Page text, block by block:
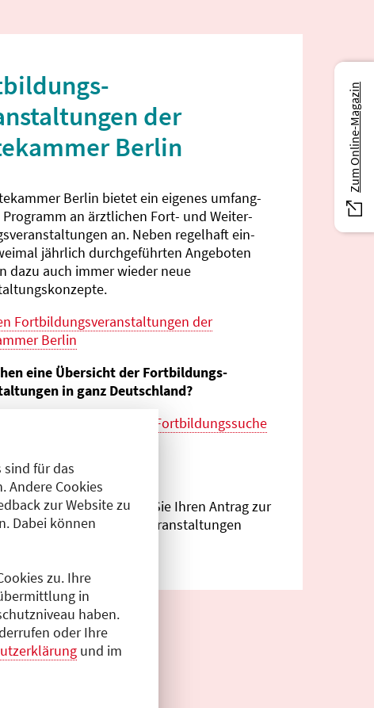
sind für das
Andere Cookies
zur Website zu
Dabei können
zu. Ihre
in
haben.
oder Ihre
und im
der
Berlin
Berlin bietet ein eigenes umfang­
Programm an ärztlichen Fort- und Weiter­
an. Neben regelhaft ein-
jährlich durch­geführten Angeboten
dazu auch immer wieder neue
Fortbildungs­veranstaltungen der
Berlin
eine Übersicht der Fortbildungs­
in ganz Deutschland?
bundes­weiten Fortbildungs­suche
Veranstalter?
Antragsportalkönnen Sie Ihren Antrag zur
von Fortbildungs­veranstaltungen
Zum Online-Magazin